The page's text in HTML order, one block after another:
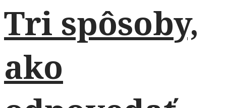
Tri spôsoby,
ako